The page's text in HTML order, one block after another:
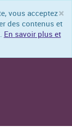
×
vous acceptez
des contenus et
En savoir plus et